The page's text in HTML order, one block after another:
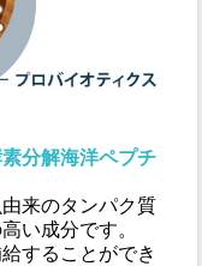
分解海洋ペプチ
来のタンパク質
い成分です。
することができ